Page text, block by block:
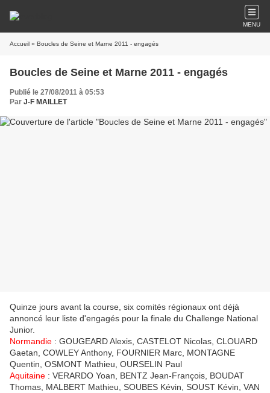
MENU
Accueil » Boucles de Seine et Marne 2011 - engagés
Boucles de Seine et Marne 2011 - engagés
Publié le 27/08/2011 à 05:53
Par J-F MAILLET
Quinze jours avant la course, six comités régionaux ont déjà
annoncé leur liste d'engagés pour la finale du Challenge National
Junior.
Normandie : GOUGEARD Alexis, CASTELOT Nicolas, CLOUARD
Gaetan, COWLEY Anthony, FOURNIER Marc, MONTAGNE
Quentin, OSMONT Mathieu, OURSELIN Paul
Aquitaine : VERARDO Yoan, BENTZ Jean-François, BOUDAT
Thomas, MALBERT Mathieu, SOUBES Kévin, SOUST Kévin, VAN